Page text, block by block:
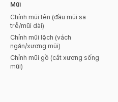
Mũi
Chỉnh mũi tên (đầu mũi sa
trễ/mũi dài)
Chỉnh mũi lệch (vách
ngăn/xương mũi)
Chỉnh mũi gồ (cắt xương sống
mũi)